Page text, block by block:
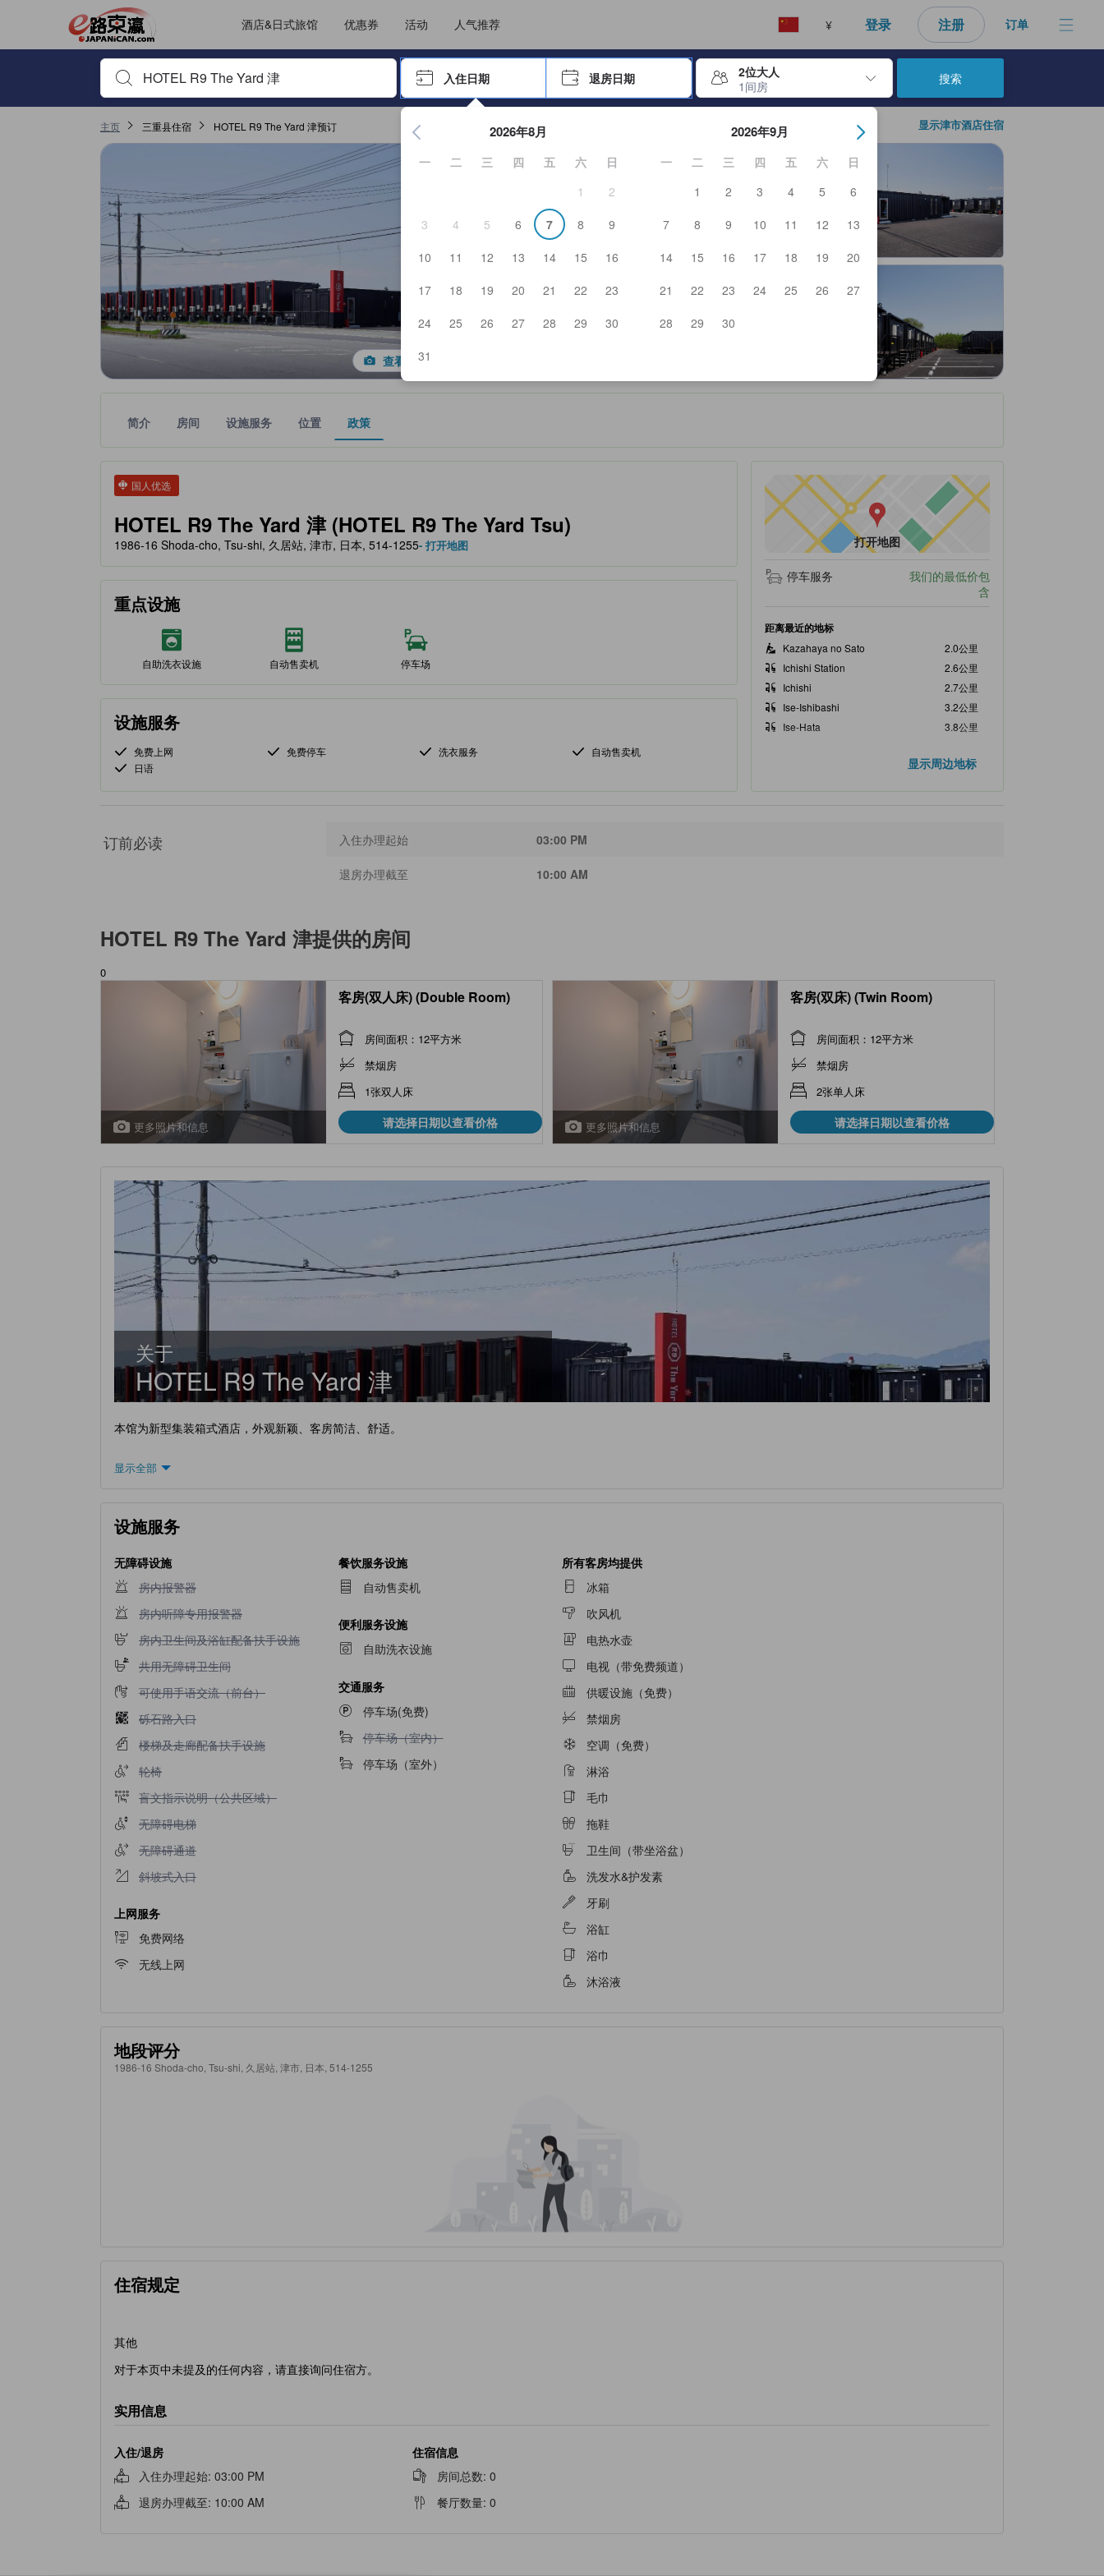
酒店&日式旅馆 优惠券 活动 人气推荐 ¥ 登录 注册 订单
输入住宿名或关键词以搜索，使用箭头或 tab 键以移动，点击 Enter 键以选择
入住日期 退房日期
2位大人
1间房
按 Enter 键开始浏览日期选择器。使用箭头键浏览入住和退房日期。使用 Enter 键选择日期后，入住日期将被选择。重复相同操作以选择
2026年8月
一 二 三 四 五 六
日
1
2
3
4 5 6 7 8
9
10
11 12 13 14 15
16
17
18 19 20 21 22
23
24
25 26 27 28 29
30
31
2026年9月
一 二 三 四 五 六
日
1
2 3 4 5
6
7
8 9 10 11 12
13
14
15 16 17 18 19
20
21
22 23 24 25 26
27
28
29 30
搜索
主页 三重县住宿 HOTEL R9 The Yard 津预订 显示津市酒店住宿
查看全部图片
简介 房间 设施服务 位置 政策
国人优选
tooltip
HOTEL R9 The Yard 津 (HOTEL R9 The Yard Tsu)
tooltip
金色星星表示的等级信息由合作第三方平台提供，仅作为住宿舒适度、设施服务等方面的水平参考。
1986-16 Shoda-cho, Tsu-shi, 久居站, 津市, 日本, 514-1255- 打开地图
重点设施
自助洗衣设施 自动售卖机 停车场
设施服务
免费上网 免费停车 洗衣服务
自动售卖机
日语
打开地图
停车服务
我们的最低价包
含
距离最近的地标
Kazahaya no Sato
2.0公里
Ichishi Station
2.6公里
Ichishi
2.7公里
Ise-Ishibashi
3.2公里
Ise-Hata
3.8公里
显示周边地标
订前必读 入住办理起始 03:00 PM
退房办理截至 10:00 AM
HOTEL R9 The Yard 津提供的房间
0
更多照片和信息
客房(双人床) (Double Room)
房间面积：12平方米
禁烟房
1张双人床
请选择日期以查看价格 更多照片和信息
客房(双床) (Twin Room)
房间面积：12平方米
禁烟房
2张单人床
请选择日期以查看价格
关于
HOTEL R9 The Yard 津
本馆为新型集装箱式酒店，外观新颖、客房简洁、舒适。
显示全部
设施服务
无障碍设施
不提供房内报警器
房内报警器
不提供房内听障专用报警器
房内听障专用报警器
不提供房内卫生间及浴缸配备扶手设施
房内卫生间及浴缸配备扶手设施
不提供共用无障碍卫生间
共用无障碍卫生间
不提供可使用手语交流（前台）
可使用手语交流（前台）
不提供砾石路入口
砾石路入口
不提供楼梯及走廊配备扶手设施
楼梯及走廊配备扶手设施
不提供轮椅
轮椅
不提供盲文指示说明（公共区域）
盲文指示说明（公共区域）
不提供无障碍电梯
无障碍电梯
不提供无障碍通道
无障碍通道
不提供斜坡式入口
斜坡式入口
上网服务
免费网络
无线上网
餐饮服务设施
自动售卖机
便利服务设施
自助洗衣设施
交通服务
停车场(免费)
不提供停车场（室内）
停车场（室内）
停车场（室外）
所有客房均提供
冰箱
吹风机
电热水壶
电视（带免费频道）
供暖设施（免费）
禁烟房
空调（免费）
淋浴
毛巾
拖鞋
卫生间（带坐浴盆）
洗发水&护发素
牙刷
浴缸
浴巾
沐浴液
地段评分
1986-16 Shoda-cho, Tsu-shi, 久居站, 津市, 日本, 514-1255
住宿规定
其他
对于本页中未提及的任何内容，请直接询问住宿方。
实用信息
入住/退房
入住办理起始: 03:00 PM
退房办理截至: 10:00 AM
住宿信息
房间总数:0
餐厅数量:0